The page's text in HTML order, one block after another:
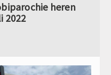
heren
2022